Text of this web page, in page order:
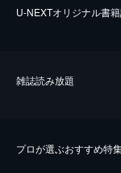
U-NEXTオリジナル書
雑誌読み放題
プロが選ぶおすすめ特